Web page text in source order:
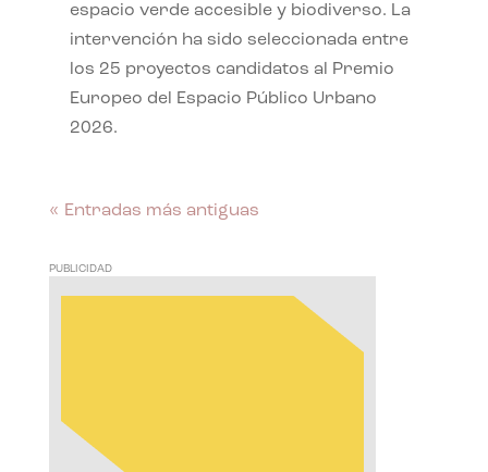
espacio verde accesible y biodiverso. La
intervención ha sido seleccionada entre
los 25 proyectos candidatos al Premio
Europeo del Espacio Público Urbano
2026.
« Entradas más antiguas
PUBLICIDAD